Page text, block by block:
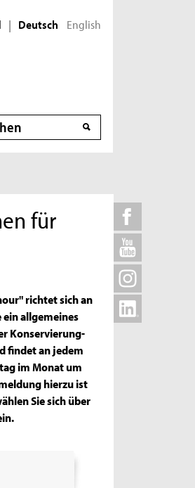
| Deutsch English
für
richtet sich an
allgemeines
Konservierung-
findet an jedem
im Monat um
hierzu ist
Sie sich über